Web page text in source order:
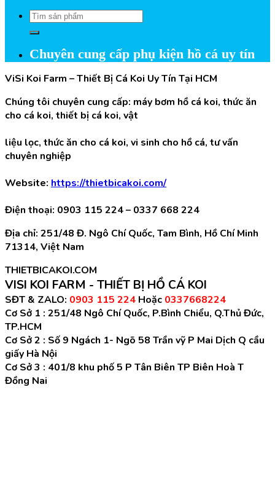
Tìm
kiếm:
Chuyên cung cấp phụ kiện hồ cá uy tín
ViSi Koi Farm – Thiết Bị Cá Koi Uy Tín Tại HCM
Chúng tôi chuyên cung cấp: máy bơm hồ cá koi, thức ăn
cho cá koi, thiết bị cá koi, vật
liệu lọc, thức ăn cho cá koi, vi sinh cho hồ cá, tư vấn
chuyên nghiệp
Website: https://thietbicakoi.com/
Điện thoại: 0903 115 224– 0337 668 224
Địa chỉ: 251/48 Đ. Ngô Chí Quốc, Tam Bình, Hồ Chí Minh
71314, Việt Nam
THIETBICAKOI.COM
VISI KOI FARM - THIẾT BỊ HỒ CÁ KOI
SĐT & ZALO: 0903 115 224 Hoặc 0337668224
Cơ Sở 1 : 251/48 Ngô Chí Quốc, P.Bình Chiểu, Q.Thủ Đức,
TP.HCM
Cơ Sở 2 : Số 9 Ngách 1- Ngõ 58 Trần vỹ P Mai Dịch Q cầu
giấy Hà Nội
Cơ Sở 3 : 401/8 khu phố 5 P Tân Biên TP Biên Hoà T
Đồng Nai